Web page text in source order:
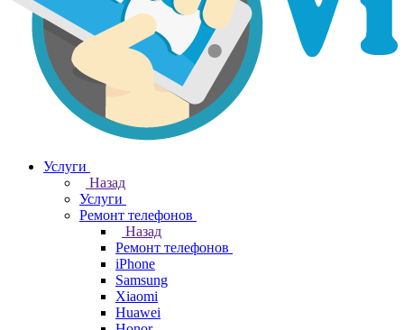
Услуги
Назад
Услуги
Ремонт телефонов
Назад
Ремонт телефонов
iPhone
Samsung
Xiaomi
Huawei